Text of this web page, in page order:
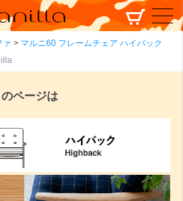
ァ
マルニ60 フレームチェア ハイバック
のページは